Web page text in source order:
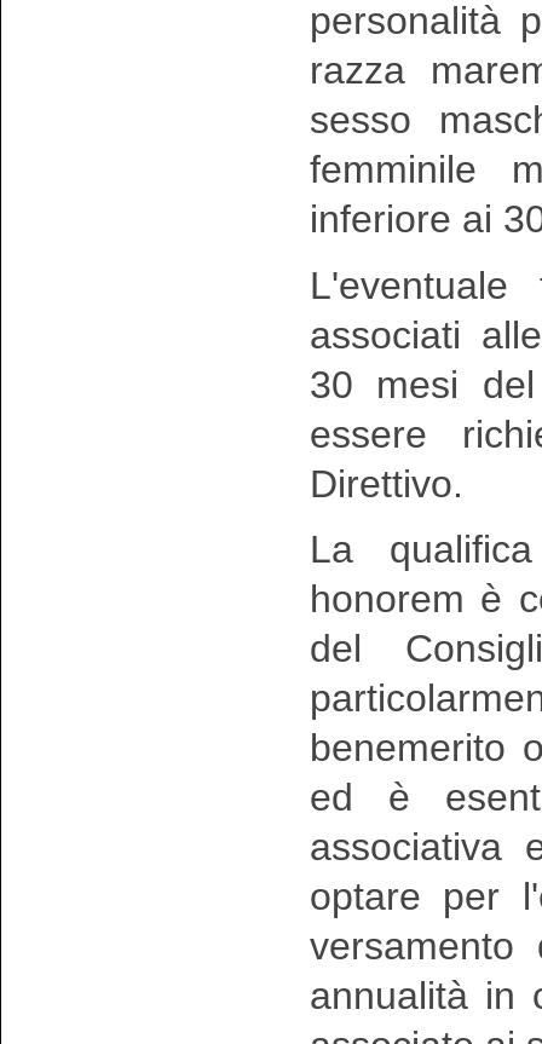
personalità
razza
sesso
femminile
inferiore ai
associati
30 mesi
essere
Direttivo.
La
honorem è
del
benemerito
ed è
associativa
optare per
annualità in